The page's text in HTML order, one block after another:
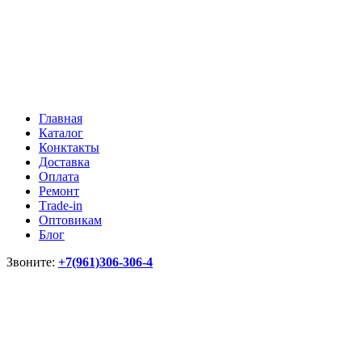
Главная
Каталог
Конктакты
Доставка
Оплата
Ремонт
Тrade-in
Оптовикам
Блог
Звоните: +7(961)306-306-4